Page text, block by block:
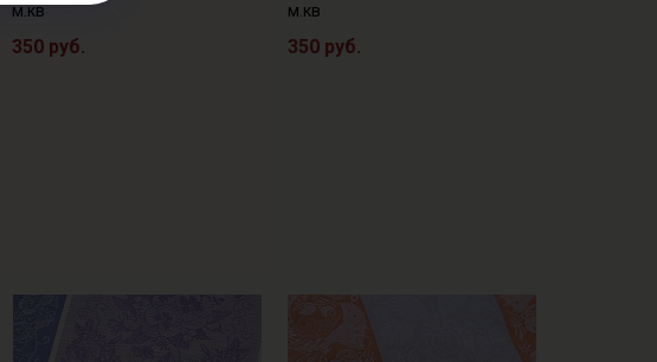
м.кв
350 руб.
м.кв
350 руб.